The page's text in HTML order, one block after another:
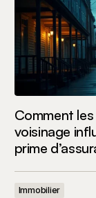
Comment
voisinage
prime
Immobilier